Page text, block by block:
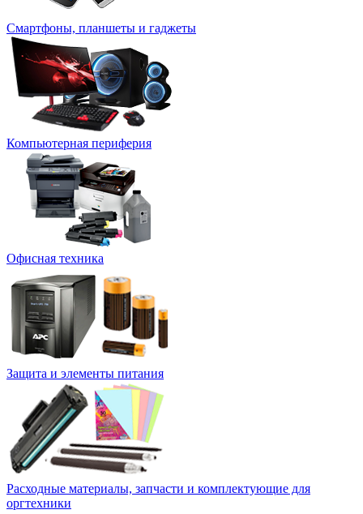
Смартфоны, планшеты и гаджеты
Компьютерная периферия
Офисная техника
Защита и элементы питания
Расходные материалы, запчасти и комплектующие для
оргтехники